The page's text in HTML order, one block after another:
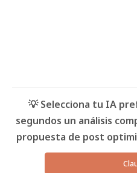
💡 Selecciona tu IA
segundos un análisis
propuesta de post